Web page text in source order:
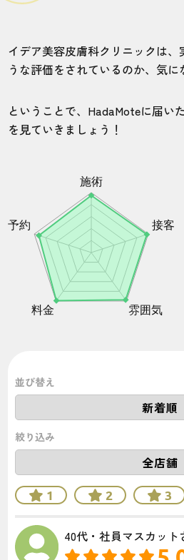
全身脱毛の施術期間と毛量
VIOの施術期間と毛量の変化
キャンペーンを利用して
ンペーンの内容を見てみ
まずは無料カウンセリン
れを紹介します
【総評】イデア美容皮膚
った脱毛ができるメンズ
イデア美容皮膚科でよくあ
イデア美容皮膚科クリニックは
うな評価をされているのか、気に
ということで、HadaMoteに届い
を見ていきましょう！
並び替え
絞り込み
1 2 3
40代・社員マスカット